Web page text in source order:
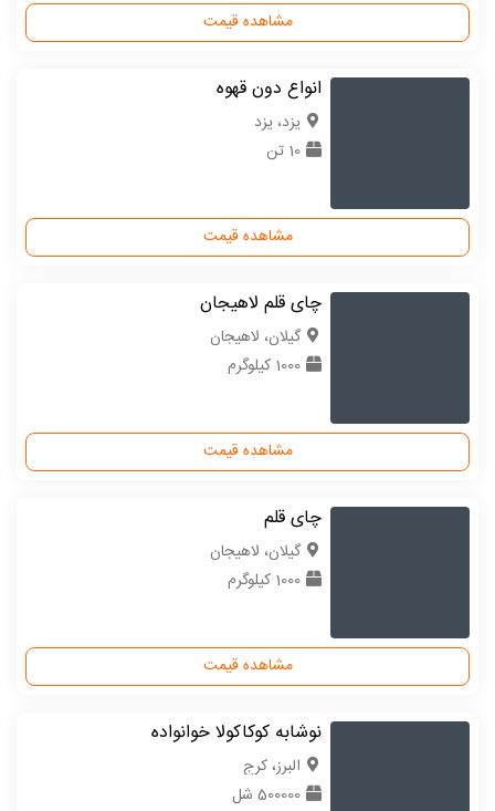
مشاهده قیمت
انواع دون قهوه
یزد، یزد
10 تن
مشاهده قیمت
چای قلم لاهیجان
گیلان، لاهیجان
1000 کیلوگرم
مشاهده قیمت
چای قلم
گیلان، لاهیجان
1000 کیلوگرم
مشاهده قیمت
نوشابه کوکاکولا خوانواده
البرز، کرج
500000 شل